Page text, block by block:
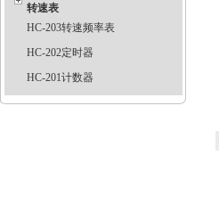
转速表
HC-203转速频率表
HC-202定时器
HC-201计数器